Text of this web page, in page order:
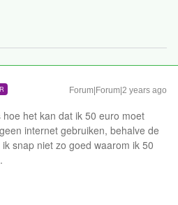
Forum|Forum|2 years ago
het kan dat ik 50 euro moet
internet gebruiken, behalve de
snap niet zo goed waarom ik 50